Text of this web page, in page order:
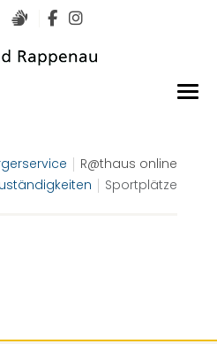
Sprache
Gebärdensprachen
R@thaus online
Sportplätze